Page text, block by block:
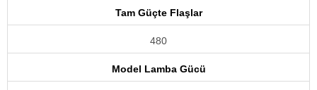
Tam Güçte Flaşlar
480
Model Lamba Gücü